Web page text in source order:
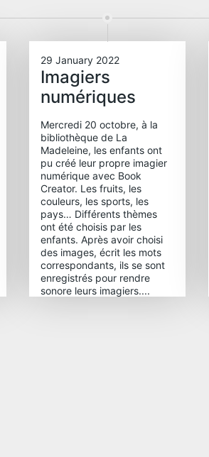
29 January 2022
Imagiers
numériques
Mercredi 20 octobre, à la
bibliothèque de La
Madeleine, les enfants ont
pu créé leur propre imagier
numérique avec Book
Creator. Les fruits, les
couleurs, les sports, les
pays… Différents thèmes
ont été choisis par les
enfants. Après avoir choisi
des images, écrit les mots
correspondants, ils se sont
enregistrés pour rendre
sonore leurs imagiers....